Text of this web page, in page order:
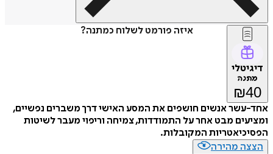
איזה פורמט לשלוח כמתנה?
דיגיטלי
מתנה
₪40
אחד-עשר אנשים חושפים את המסע האישי דרך משברים נפשיים,
ומציעים מבט אחר על התמודדות, צמיחה וריפוי מעבר לשיטות
הפסיכיאטריות המקובלות.
הצצה מהירה